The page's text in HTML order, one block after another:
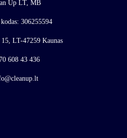
Up LT, MB
306255594
LT-47259 Kaunas
608 43 436